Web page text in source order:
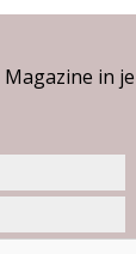
in